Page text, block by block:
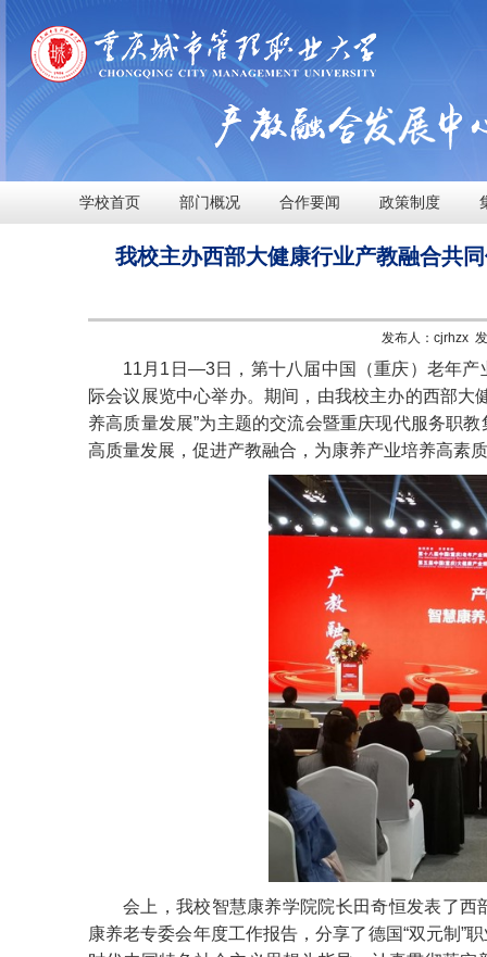
学校首页 部门概况 合作要闻 政策制度
我校主办西部大健康行业产教融合共
发布人：cjrhzx
11月1日—3日，第十八届中国（重庆）老年
际会议展览中心举办。期间，由我校主办的西部大
养高质量发展”为主题的交流会暨重庆现代服务职
高质量发展，促进产教融合，为康养产业培养高素
会上，我校智慧康养学院院长田奇恒发表了
康养老专委会年度工作报告，分享了德国“双元制”